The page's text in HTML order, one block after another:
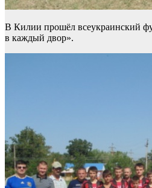
В Килии прошёл всеукраинский
в каждый двор».